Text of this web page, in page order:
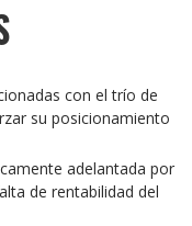
con el trío de
su posicionamiento
adelantada por
de rentabilidad del